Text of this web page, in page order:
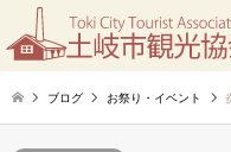
ブログ お祭り・イベント